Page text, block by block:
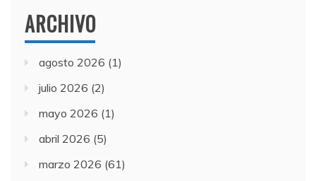
ARCHIVO
agosto 2026 (1)
julio 2026 (2)
mayo 2026 (1)
abril 2026 (5)
marzo 2026 (61)